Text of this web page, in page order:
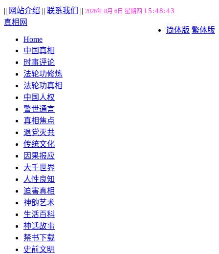
|| 网站介绍 || 联系我们 || 2026年 8月 6日 星期四 15:48:43
简体版 繁体版
真相网
Home
中国真相
时事评论
法轮功修炼
法轮功真相
中国人权
警世通言
真相焦点
退党灭共
传统文化
因果报应
大千世界
人性良知
迫害真相
神韵艺术
生活百科
神话故事
禁书下载
史前文明